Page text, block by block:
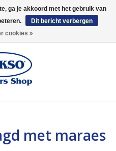
0 Artikelen - €0,00
met maraes
ga je akkoord met het gebruik van
Dit bericht verbergen
cookies »